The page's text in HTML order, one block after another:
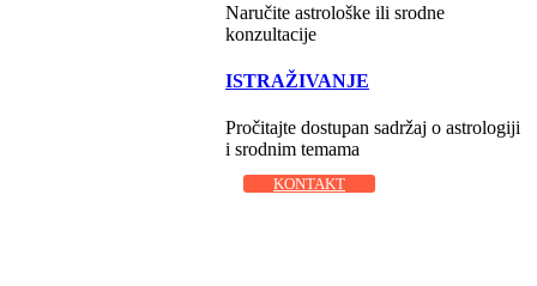
Naručite astrološke ili srodne
konzultacije
ISTRAŽIVANJE
Pročitajte dostupan sadržaj o astrologiji
i srodnim temama
KONTAKT